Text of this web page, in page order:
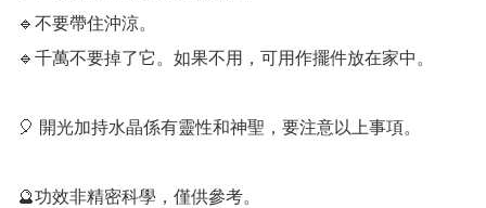
🔹️不要帶住沖涼。
🔹️千萬不要掉了它。如果不用，可用作擺件放在家中。
🎈 開光加持水晶係有靈性和神聖，要注意以上事項。
🔮功效非精密科學，僅供參考。